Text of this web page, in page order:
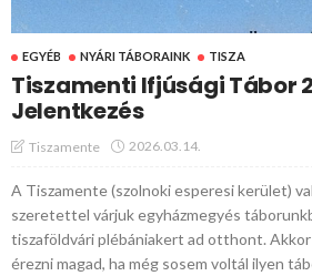
EGYÉB NYÁRI TÁBORAINK TISZA
Tiszamenti Ifjúsági Tábor
Jelentkezés
Tiszamente 2026.03.14.
A Tiszamente (szolnoki esperesi kerület)
szeretettel várjuk egyházmegyés
tiszaföldvári plébániakert ad otthont.
érezni magad, ha még sosem voltál ilyen